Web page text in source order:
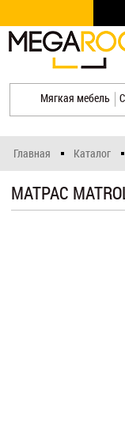
Мягкая мебель
Главная Каталог
МАТРАС